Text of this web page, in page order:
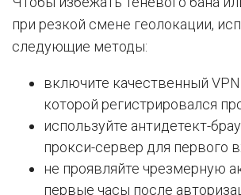
при резкой смене геолокации,
следующие методы:
включите качественный
которой регистрировался
используйте антидетект-
прокси-сервер для первого
не проявляйте чрезмерную
первые часы после